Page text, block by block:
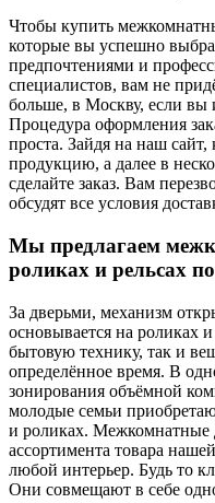
Чтобы купить
которые вы успешно
предпочтениями и
специалистов, вам не
больше, в Москву, если вы
Процедура оформления
проста. Зайдя на наш
продукцию, а далее в
сделайте заказ. Вам
обсудят все условия
Мы предлагаем
роликах и рельсах
За дверьми, механизм
основывается на роликах
бытовую технику, так и
определённое время. В
зонирования объёмной
молодые семьи
и роликах. Межкомнатные
ассортимента товара
любой интерьер. Будь то
Они совмещают в себе